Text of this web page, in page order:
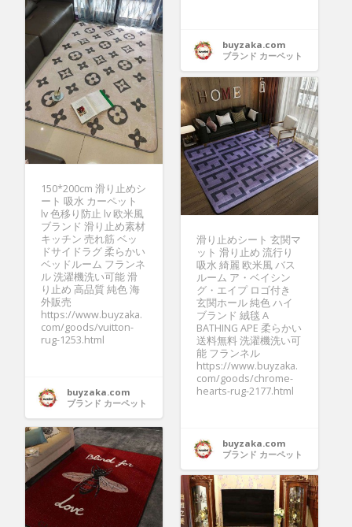
buyzaka.com
ブランド カーペット
150*200cm 滑り止めシ
ート 吸水 カーペット
lv 色移り防止 lv 欧米風
ブランド 滑り止め素材
キッチン 売れ筋 ベッ
ドサイドラグ 柔らかい
ベッドルーム フランネ
ル 洗濯機洗い可能 滑
り止め 高品質 純色 海
外販売
https://www.buyzaka.
com/goods/vuitton-
rug-1253.html
buyzaka.com
ブランド カーペット
滑り止めシート 玄関マ
ット 滑り止め 流行り
吸水 綺麗 欧米風 バス
ルーム ア・ベイシン
グ・エイプ ロゴ付き
玄関ホール 純色 ハイ
ブランド 絨毯 A
BATHING APE 柔らかい
送料無料 洗濯機洗い可
能 フランネル
https://www.buyzaka.
com/goods/chrome-
hearts-rug-2177.html
buyzaka.com
ブランド カーペット